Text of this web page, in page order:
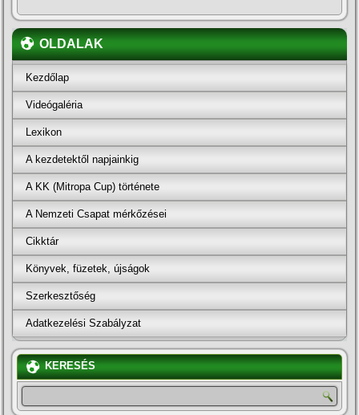
OLDALAK
Kezdőlap
Videógaléria
Lexikon
A kezdetektől napjainkig
A KK (Mitropa Cup) története
A Nemzeti Csapat mérkőzései
Cikktár
Könyvek, füzetek, újságok
Szerkesztőség
Adatkezelési Szabályzat
KERESÉS